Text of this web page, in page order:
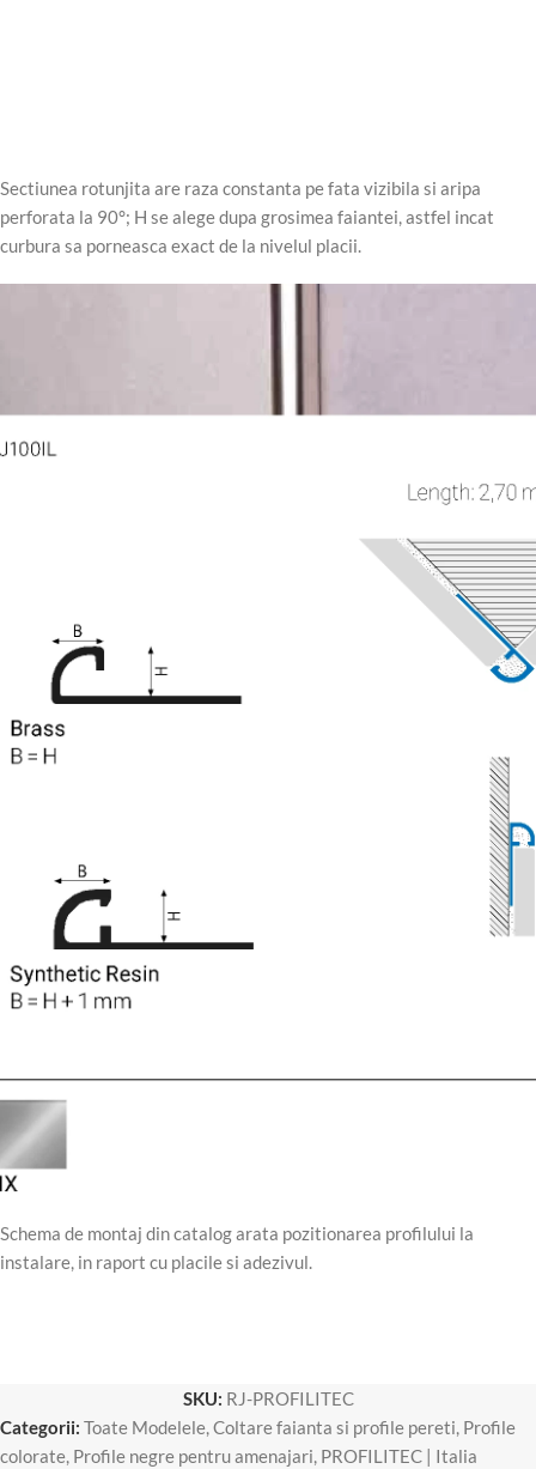
Sectiunea rotunjita are raza constanta pe fata vizibila si aripa
perforata la 90°; H se alege dupa grosimea faiantei, astfel incat
curbura sa porneasca exact de la nivelul placii.
Schema de montaj din catalog arata pozitionarea profilului la
instalare, in raport cu placile si adezivul.
SKU: RJ-PROFILITEC
Categorii: Toate Modelele,Coltare faianta si profile pereti, Profile
colorate, Profile negre pentru amenajari, PROFILITEC | Italia